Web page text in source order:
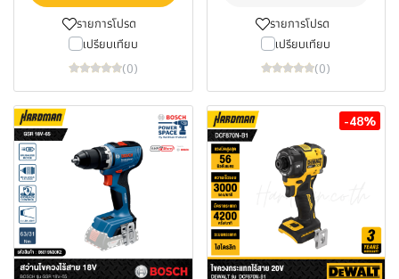
รายการโปรด
เปรียบเทียบ
(0)
รายการโปรด
เปรียบเทียบ
(0)
-48%